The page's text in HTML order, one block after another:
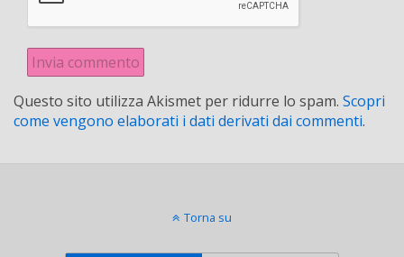
Questo sito utilizza Akismet per ridurre lo spam. Scopri
come vengono elaborati i dati derivati dai commenti.
Torna su